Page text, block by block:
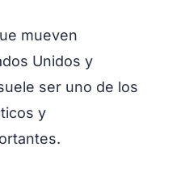
mueven
Unidos y
ser uno de los
y